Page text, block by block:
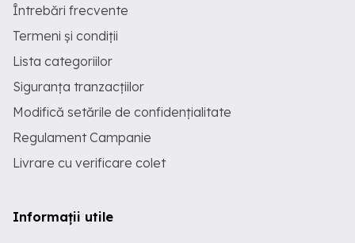
Întrebări frecvente
Termeni și condiții
Lista categoriilor
Siguranța tranzacțiilor
Modifică setările de confidențialitate
Regulament Campanie
Livrare cu verificare colet
Informații utile